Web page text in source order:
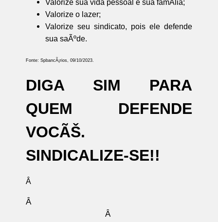
Valorize sua vida pessoal e sua famÃ­lia;
Valorize o lazer;
Valorize seu sindicato, pois ele defende
sua saÃºde.
Fonte: SpbancÃ¡rios, 09/10/2023.
DIGA SIM PARA
QUEM DEFENDE
VOCÃŠ.
SINDICALIZE-SE!!
Â
Â
Â